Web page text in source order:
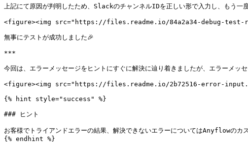
上記にて原因が判明したため、SlackのチャンネルIDを正しい形で入力し、もう一
<figure><img src="https://files.readme.io/84a2a34-debug-
無事にテストが成功しました🎉
***
今回は、エラーメッセージをヒントにすぐに解決に辿り着きましたが、エラーメッ
<figure><img src="https://files.readme.io/2b72516-error-
{% hint style="success" %}
### ヒント
お客様でトライアンドエラーの結果、解決できないエラーについてはAnyflowのカ
{% endhint %}